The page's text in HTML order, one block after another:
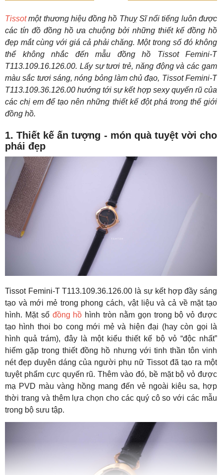
Tissotmột thương hiệu đồng hồ Thuỵ Sĩ nổi tiếng luôn được
các tín đồ đồng hồ ưa chuộng bởi những thiết kế đồng hồ
đẹp mắt cùng với giá cả phải chăng. Một trong số đó không
thể không nhắc đến mẫu đồng hồ Tissot Femini-T
T113.109.16.126.00. Lấy sự tươi trẻ, năng động và các gam
màu sắc tươi sáng, nóng bỏng làm chủ đạo, Tissot Femini-T
T113.109.36.126.00 hướng tới sự kết hợp sexy quyến rũ của
các chị em để tạo nên những thiết kế đột phá trong thế giới
đồng hồ.
1. Thiết kế ấn tượng - món quà tuyệt vời cho
phái đẹp
Tissot Femini-T T113.109.36.126.00 là sự kết hợp đầy sáng
tạo và mới mẻ trong phong cách, vật liệu và cả về mặt tạo
hình. Mặt sốđồng hồ hình tròn nằm gọn trong bộ vỏ được
tạo hình thoi bo cong mới mẻ và hiện đại (hay còn gọi là
hình quả trám), đây là một kiểu thiết kế bộ vỏ “độc nhất”
hiếm gặp trong thiết đồng hồ nhưng với tinh thần tôn vinh
nét đẹp duyên dáng của người phụ nữ Tissot đã tạo ra một
tuyệt phẩm cực quyến rũ. Thêm vào đó, bề mặt bộ vỏ được
mạ PVD màu vàng hồng mang đến vẻ ngoài kiêu sa, hợp
thời trang và thêm lựa chọn cho các quý cô so với các mẫu
trong bộ sưu tập.